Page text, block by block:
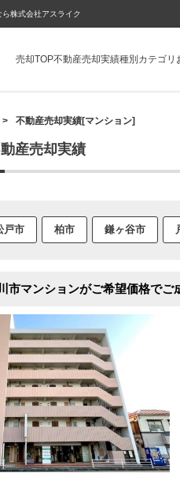
株式会社アスライク
売却TOP不動産売却実績種別カテゴリ
> 不動産売却実績[マンション]
産売却実績
戸市 柏市 鎌ヶ谷市
市マンションがご希望価格で